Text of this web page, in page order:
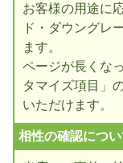
お客様の用途に
ド・ダウングレ
ます。
ページが長くな
タマイズ項目」
いただけます。
相性の確認につい